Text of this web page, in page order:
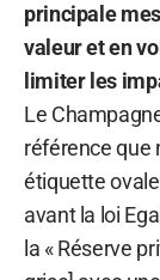
principale
valeur et en
limiter les
Le
référence que
étiquette
avant la loi
la « Réserve